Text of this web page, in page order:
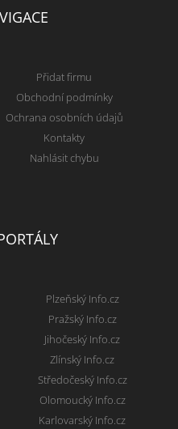
Přidat firmu
Obchodní podmínky
Ochrana osobních údajů
Kontakty
Nahlásit chybu
Plzeňský Info.cz
Pražský Info.cz
Jihočeský Info.cz
Zlínský Info.cz
Středočeský Info.cz
Olomoucký Info.cz
Karlovarský Info.cz